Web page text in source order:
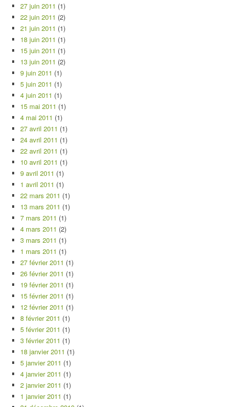
27 juin 2011 (1)
22 juin 2011 (2)
21 juin 2011 (1)
18 juin 2011 (1)
15 juin 2011 (1)
13 juin 2011 (2)
9 juin 2011 (1)
5 juin 2011 (1)
4 juin 2011 (1)
15 mai 2011 (1)
4 mai 2011 (1)
27 avril 2011 (1)
24 avril 2011 (1)
22 avril 2011 (1)
10 avril 2011 (1)
9 avril 2011 (1)
1 avril 2011 (1)
22 mars 2011 (1)
13 mars 2011 (1)
7 mars 2011 (1)
4 mars 2011 (2)
3 mars 2011 (1)
1 mars 2011 (1)
27 février 2011 (1)
26 février 2011 (1)
19 février 2011 (1)
15 février 2011 (1)
12 février 2011 (1)
8 février 2011 (1)
5 février 2011 (1)
3 février 2011 (1)
18 janvier 2011 (1)
5 janvier 2011 (1)
4 janvier 2011 (1)
2 janvier 2011 (1)
1 janvier 2011 (1)